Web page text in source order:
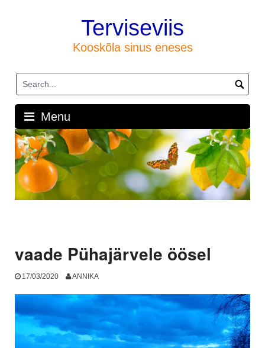
Terviseviis
Kooskõla sinus eneses
Menu
vaade Pühajärvele öösel
17/03/2020 ANNIKA